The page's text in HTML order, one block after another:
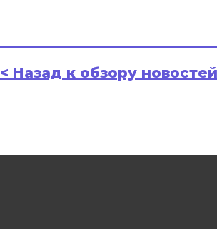
< Назад к обзору новостей